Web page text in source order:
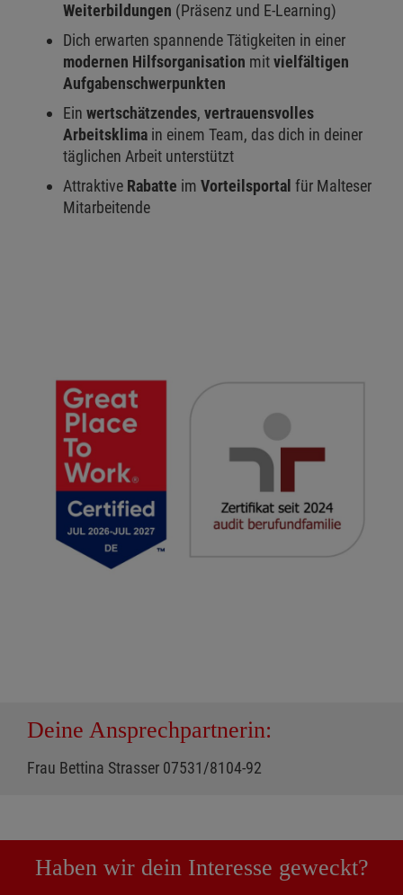
Weiterbildungen (Präsenz und E-Learning)
Dich erwarten spannende Tätigkeiten in einer
modernen Hilfsorganisation mitvielfältigen
Aufgabenschwerpunkten
Ein wertschätzendes, vertrauensvolles
Arbeitsklima in einem Team, das dich in deiner
täglichen Arbeit unterstützt
Attraktive Rabatte im Vorteilsportal für Malteser
Mitarbeitende
Deine Ansprechpartnerin:
Frau Bettina Strasser 07531/8104-92
Haben wir dein Interesse geweckt?